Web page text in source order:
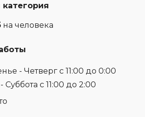
на человека
- Четверг с 11:00 до 0:00
Суббота с 11:00 до 2:00